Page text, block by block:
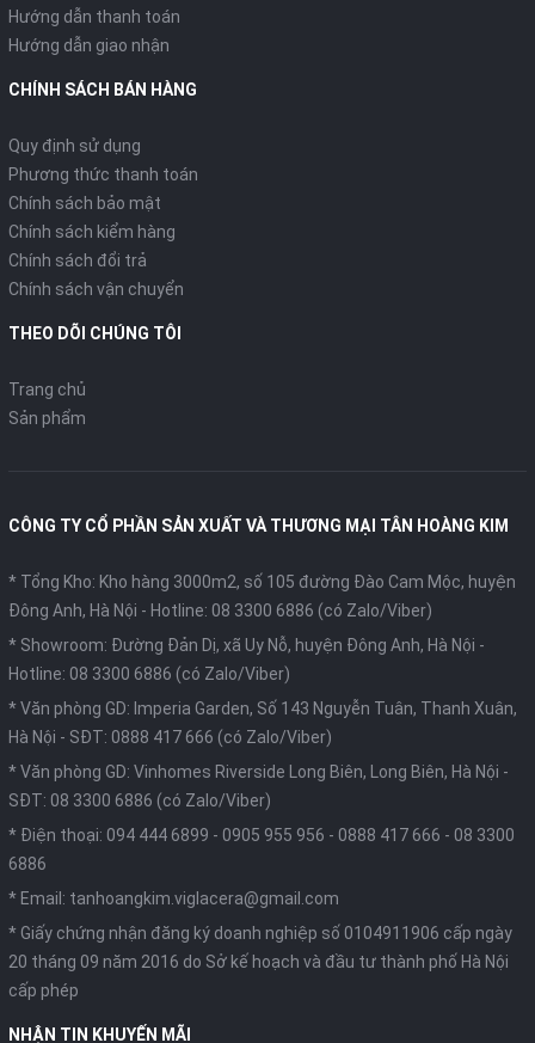
Hướng dẫn thanh toán
Hướng dẫn giao nhận
CHÍNH SÁCH BÁN HÀNG
Quy định sử dụng
Phương thức thanh toán
Chính sách bảo mật
Chính sách kiểm hàng
Chính sách đổi trả
Chính sách vận chuyển
THEO DÕI CHÚNG TÔI
Trang chủ
Sản phẩm
CÔNG TY CỔ PHẦN SẢN XUẤT VÀ THƯƠNG MẠI TÂN HOÀNG KIM
* Tổng Kho: Kho hàng 3000m2, số 105 đường Đào Cam Mộc, huyện
Đông Anh, Hà Nội - Hotline: 08 3300 6886 (có Zalo/Viber)
* Showroom: Đường Đản Dị, xã Uy Nỗ, huyện Đông Anh, Hà Nội -
Hotline: 08 3300 6886 (có Zalo/Viber)
* Văn phòng GD: Imperia Garden, Số 143 Nguyễn Tuân, Thanh Xuân,
Hà Nội - SĐT: 0888 417 666 (có Zalo/Viber)
* Văn phòng GD: Vinhomes Riverside Long Biên, Long Biên, Hà Nội -
SĐT: 08 3300 6886 (có Zalo/Viber)
* Điện thoại: 094 444 6899 - 0905 955 956 - 0888 417 666 - 08 3300
6886
* Email: tanhoangkim.viglacera@gmail.com
* Giấy chứng nhận đăng ký doanh nghiệp số 0104911906 cấp ngày
20 tháng 09 năm 2016 do Sở kế hoạch và đầu tư thành phố Hà Nội
cấp phép
NHẬN TIN KHUYẾN MÃI